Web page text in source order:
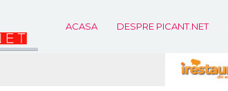
ACASA DESPRE PICANT.NET